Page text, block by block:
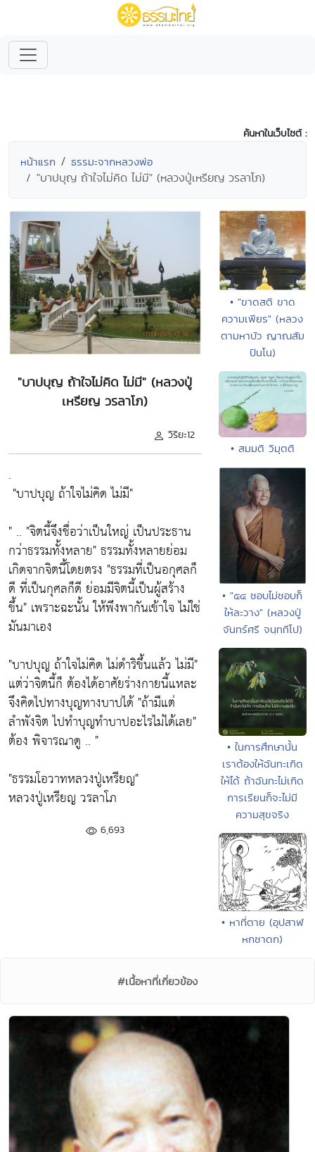
ค้นหาในเว็บไซต์ :
หน้าแรก ธรรมะจากหลวงพ่อ
"บาปบุญ ถ้าใจไม่คิด ไม่มี" (หลวงปู่เหรียญ วรลาโภ)
"บาปบุญ ถ้าใจไม่คิด ไม่มี" (หลวงปู่
เหรียญ วรลาโภ)
วิริยะ12
.
"บาปบุญ ถ้าใจไม่คิด ไม่มี"
" .. "จิตนี้จึงชื่อว่าเป็นใหญ่ เป็นประธาน
กว่าธรรมทั้งหลาย"ธรรมทั้งหลายย่อม
เกิดจากจิตนี้โดยตรง "ธรรมที่เป็นอกุศลก็
ดี ที่เป็นกุศลก็ดี ย่อมมีจิตนี้เป็นผู้สร้าง
ขึ้น" เพราะฉะนั้น ให้พึงพากันเข้าใจ ไม่ใช่
มันมาเอง
"บาปบุญ ถ้าใจไม่คิด ไม่ดำริขึ้นแล้ว ไม่มี"
แต่ว่าจิตนี้ก็ ต้องได้อาศัยร่างกายนี้แหละ
จึงคิดไปทางบุญทางบาปได้"ถ้ามีแต่
ลำพังจิต ไปทำบุญทำบาปอะไรไม่ได้เลย"
ต้อง พิจารณาดู .. "
"ธรรมโอวาทหลวงปู่เหรียญ"
หลวงปู่เหรียญ วรลาโภ
6,693
• "ขาดสติ ขาด
ความเพียร" (หลวง
ตามหาบัว ญาณสัม
ปันโน)
• สมมติ วิมุตติ
• "๕๔ ชอบไม่ชอบก็
ให้ละวาง" (หลวงปู่
จันทร์ศรี จนฺททีโป)
• ในการศึกษานั้น
เราต้องให้ฉันทะเกิด
ให้ได้ ถ้าฉันทะไม่เกิด
การเรียนก็จะไม่มี
ความสุขจริง
• หาที่ตาย (อุปสาฬ
หกชาดก)
#เนื้อหาที่เกี่ยวข้อง